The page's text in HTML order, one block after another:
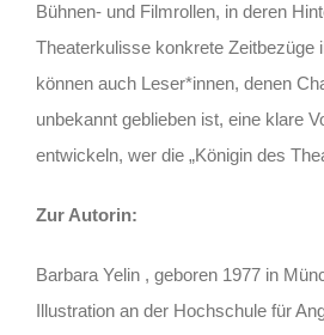
Bühnen- und Filmrollen, in deren
Theaterkulisse konkrete Zeitbezüge
können auch Leser*innen, denen
unbekannt geblieben ist, eine klare
entwickeln, wer die „Königin des
Zur Autorin:
Barbara Yelin , geboren 1977 in
Illustration an der Hochschule für